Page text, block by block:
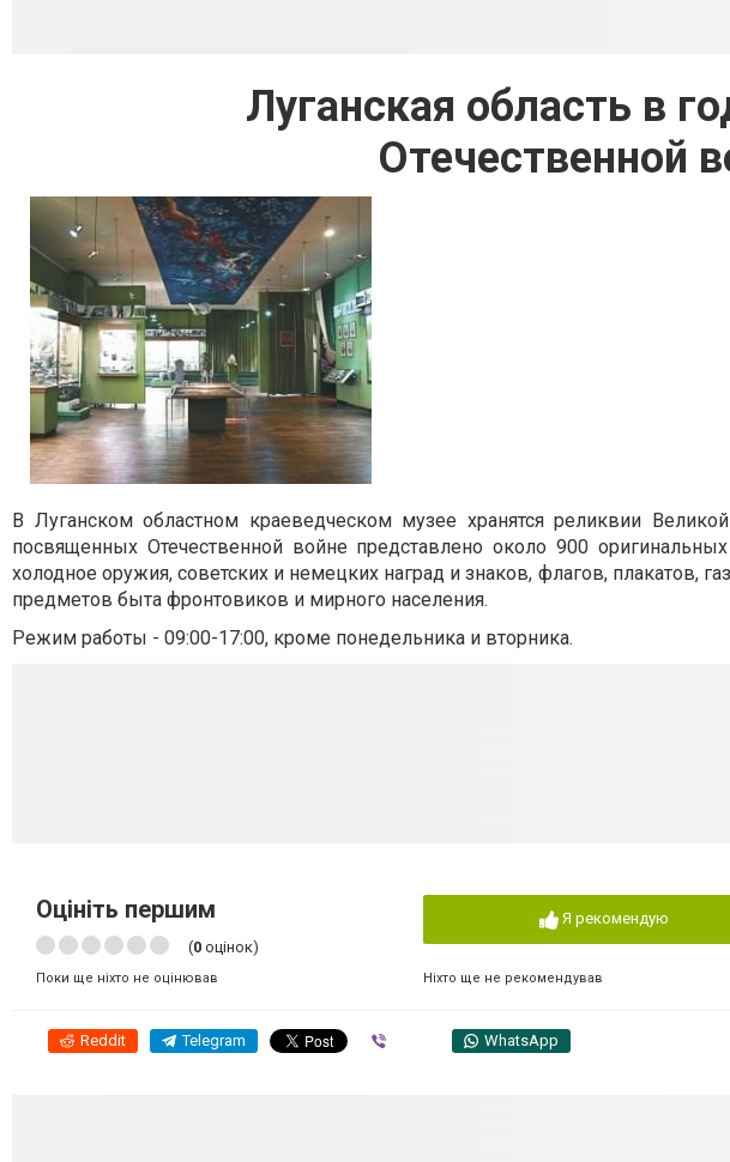
Луганская область в
Отечественной
В Луганском областном краеведческом музее хранятся реликвии
посвященных Отечественной войне представлено около 900
холодное оружия, советских и немецких наград и знаков, флагов, плакатов,
предметов быта фронтовиков и мирного населения.
Режим работы - 09:00-17:00, кроме понедельника и вторника.
Оцініть першим
(0 оцінок)
Поки ще ніхто не оцінював
Я рекомендую
Ніхто ще не рекомендував
Reddit Telegram WhatsApp